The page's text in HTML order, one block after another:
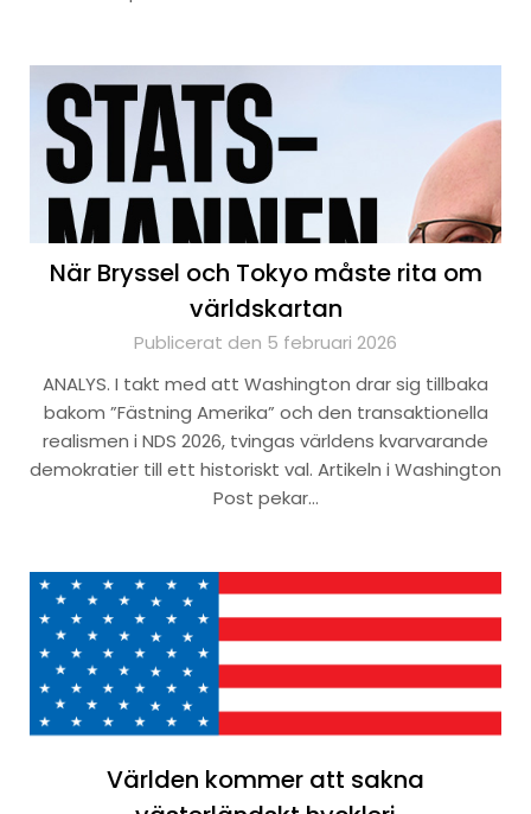
När Bryssel och Tokyo måste rita om
världskartan
Publicerat den 5 februari 2026
ANALYS. I takt med att Washington drar sig tillbaka
bakom ”Fästning Amerika” och den transaktionella
realismen i NDS 2026, tvingas världens kvarvarande
demokratier till ett historiskt val. Artikeln i Washington
Post pekar…
Världen kommer att sakna